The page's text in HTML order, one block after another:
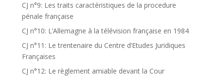
CJ n°9: Les traits caractéristiques de la procedure
pénale française
CJ n°10: L’Allemagne à la télévision française en 1984
CJ n°11: Le trentenaire du Centre d’Etudes Juridiques
Françaises
CJ n°12: Le règlement amiable devant la Cour